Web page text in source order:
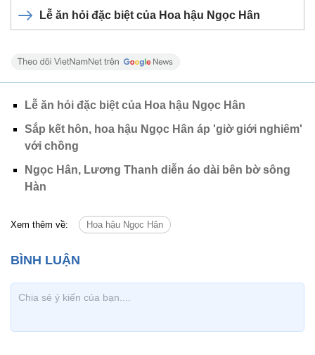
Lễ ăn hỏi đặc biệt của Hoa hậu Ngọc Hân
Lễ ăn hỏi đặc biệt của Hoa hậu Ngọc Hân
Sắp kết hôn, hoa hậu Ngọc Hân áp 'giờ giới nghiêm'
với chồng
Ngọc Hân, Lương Thanh diễn áo dài bên bờ sông
Hàn
Xem thêm về: Hoa hậu Ngọc Hân